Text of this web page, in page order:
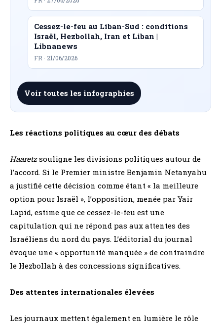
Cessez-le-feu au Liban-Sud : conditions
Israël, Hezbollah, Iran et Liban |
Libnanews
FR · 21/06/2026
Voir toutes les infographies
Les réactions politiques au cœur des débats
Haaretzsouligne les divisions politiques autour de
l’accord. Si le Premier ministre Benjamin Netanyahu
a justifié cette décision comme étant « la meilleure
option pour Israël », l’opposition, menée par Yair
Lapid, estime que ce cessez-le-feu est une
capitulation qui ne répond pas aux attentes des
Israéliens du nord du pays. L’éditorial du journal
évoque une « opportunité manquée » de contraindre
le Hezbollah à des concessions significatives.
Des attentes internationales élevées
Les journaux mettent également en lumière le rôle